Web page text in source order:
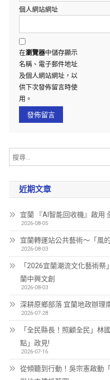
個人網站網址
在瀏覽器中儲存顯示
名稱、電子郵件地址
及個人網站網址，以
供下次發佈留言時使
用。
近期文章
宜蘭 『AI智能回收機』啟用
2026-08-05
宜蘭轉運站公共藝術～「風
2026-08-03
「2026宜蘭潮流文化藝術
蘭中興文創
2026-08-03
深耕原鄉部落 宜蘭地政辦理
2026-07-28
「全民縣長！照顧全民」林
點」政見!
2026-07-16
從傾聽到行動！吳宗憲啟動